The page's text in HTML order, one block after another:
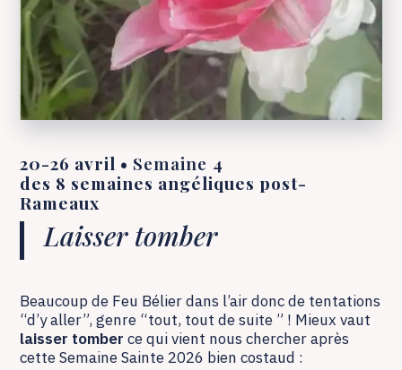
20-26 avril • Semaine 4
des 8 semaines angéliques post-
Rameaux
Laisser tomber
Beaucoup de Feu Bélier dans l’air donc de tentations
“d’y aller”, genre “tout, tout de suite ” ! Mieux vaut
laisser tomber ce qui vient nous chercher après
cette Semaine Sainte 2026 bien costaud :